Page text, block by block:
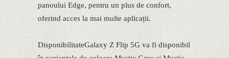
panoului Edge, pentru un plus de confort,
oferind acces la mai multe aplicații.
DisponibilitateGalaxy Z Flip 5G va fi disponibil